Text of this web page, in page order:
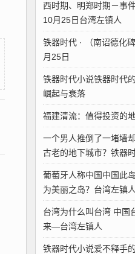
西时期、明郑时期－事
10月25日台湾左镇人
铁器时代 · （南诏德化
月25日
铁器时代小说铁器时代
崛起与衰落
福建清流：值得投资的
一个男人推倒了一堵墙
古老的地下城市？铁器
葡萄牙人称中国中国此
为美丽之岛？台湾左镇人
台湾为什么叫台湾 中国
来—台湾左镇人
铁器时代小说爱不释手